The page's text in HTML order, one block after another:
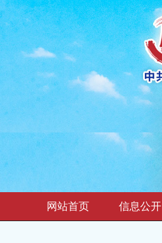
网站首页 信息公开